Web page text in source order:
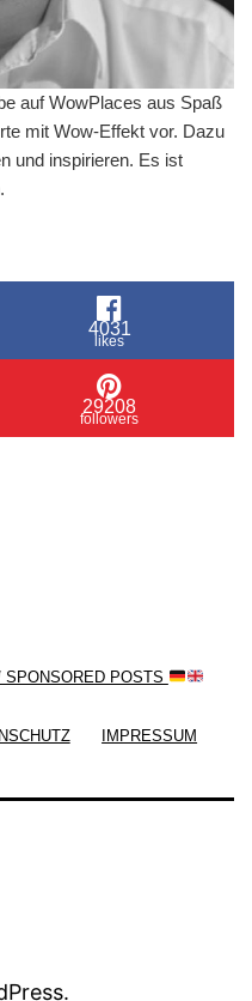
auf WowPlaces aus Spaß
mit Wow-Effekt vor. Dazu
und inspirieren. Es ist
4031
likes
29208
followers
SPONSORED POSTS
IMPRESSUM
.